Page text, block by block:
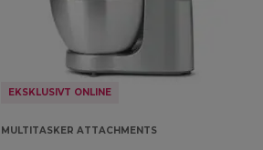
EKSKLUSIVT ONLINE
MULTITASKER ATTACHMENTS